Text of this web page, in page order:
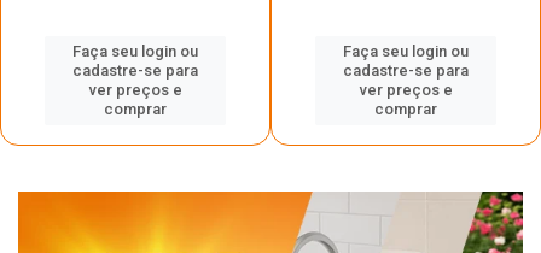
Faça seu login ou
cadastre-se para
ver preços e
comprar
Faça seu login ou
cadastre-se para
ver preços e
comprar